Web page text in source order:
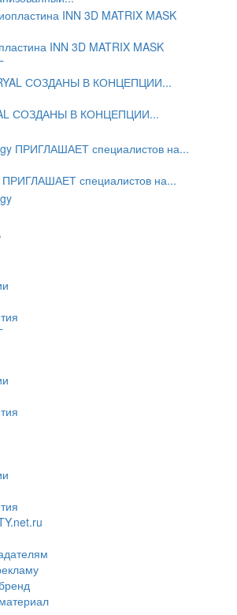
INN 3D MATRIX MASK
СОЗДАНЫ В КОНЦЕПЦИИ...
ПРИГЛАШАЕТ специалистов на...